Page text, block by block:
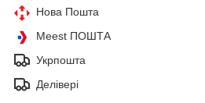
Нова Пошта
Meest ПОШТА
Укрпошта
Делівері